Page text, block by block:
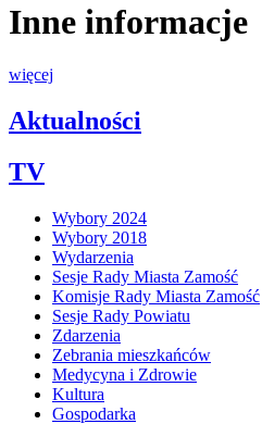
Inne informacje
więcej
Aktualności
TV
Wybory 2024
Wybory 2018
Wydarzenia
Sesje Rady Miasta Zamość
Komisje Rady Miasta Zamość
Sesje Rady Powiatu
Zdarzenia
Zebrania mieszkańców
Medycyna i Zdrowie
Kultura
Gospodarka